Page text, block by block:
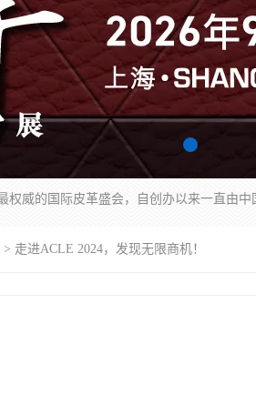
> 走进ACLE 2024，发现无限商机！